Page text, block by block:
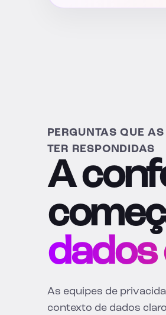
PERGUNTAS QUE
TER RESPONDIDAS
A
dados
As equipes de
contexto de dados